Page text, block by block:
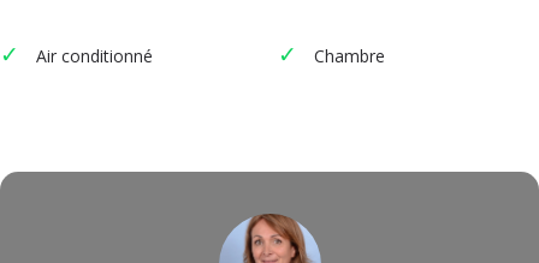
Air conditionné Chambre